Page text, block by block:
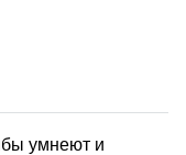
умнеют и